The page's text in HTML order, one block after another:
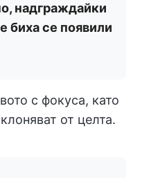
надграждайки
биха се появили
с фокуса, като
от целта.